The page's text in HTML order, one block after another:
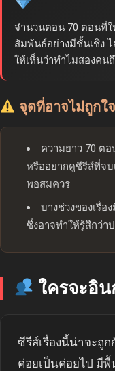
จำนวนตอน 70 ตอนที่
สัมพันธ์อย่างมีชั้นเชิง
ให้เห็นว่าทำไมสองคน
จุดที่อาจไม่ถูกใ
ความยาว 70 ต
หรืออยากดูซีรีส์ที่จบ
พอสมควร
บางช่วงของเรื่อ
ซึ่งอาจทำให้รู้สึกว่า
ใครจะอิน
ซีรีส์เรื่องนี้น่าจะถู
ค่อยเป็นค่อยไป มี